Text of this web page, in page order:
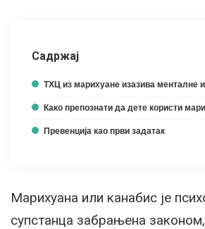
Садржај
ТХЦ из марихуане изазива менталне
Како препознати да дете користи
Превенција као први задатак
Марихуана или канабис је
супстанца забрањена законом,